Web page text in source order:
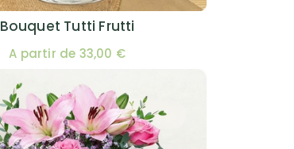
Bouquet Tutti Frutti
A partir de 33,00 €